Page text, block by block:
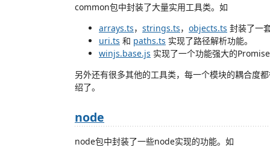
common包中封装了大量实用工具类。如
arrays.ts， strings.ts， objects.ts 封装了一
uri.ts 和 paths.ts 实现了路径解析功能。
winjs.base.js 实现了一个功能强大的
另外还有很多其他的工具类，每一个模块的耦合度
绍了。
node
node包中封装了一些node实现的功能。如